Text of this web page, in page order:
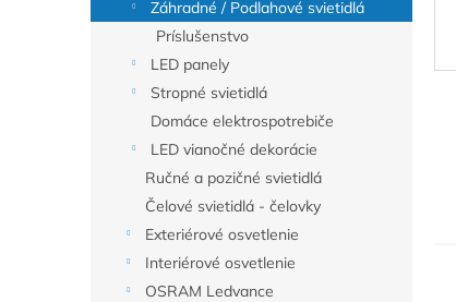
Záhradné / Podlahové svietidlá
Príslušenstvo
LED panely
Stropné svietidlá
Domáce elektrospotrebiče
LED vianočné dekorácie
Ručné a pozičné svietidlá
Čelové svietidlá - čelovky
Exteriérové osvetlenie
Interiérové osvetlenie
OSRAM Ledvance